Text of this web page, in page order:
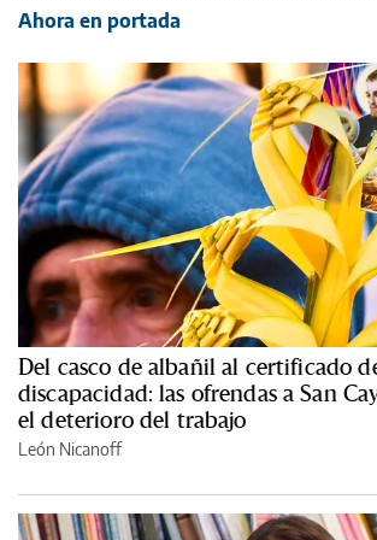
Ahora en portada
Del casco de albañil al certificado
discapacidad: las ofrendas a San
el deterioro del trabajo
León Nicanoff